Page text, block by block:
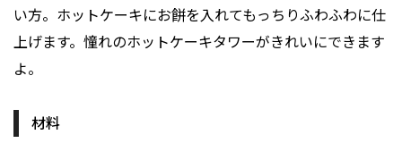
い方。ホットケーキにお餅を入れてもっちりふわふわに仕
上げます。憧れのホットケーキタワーがきれいにできます
よ。
材料